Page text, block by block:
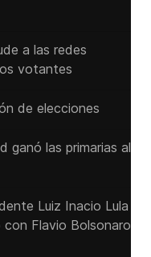
a las redes
votantes
de elecciones
ganó las primarias al
Luiz Inacio Lula
Flavio Bolsonaro